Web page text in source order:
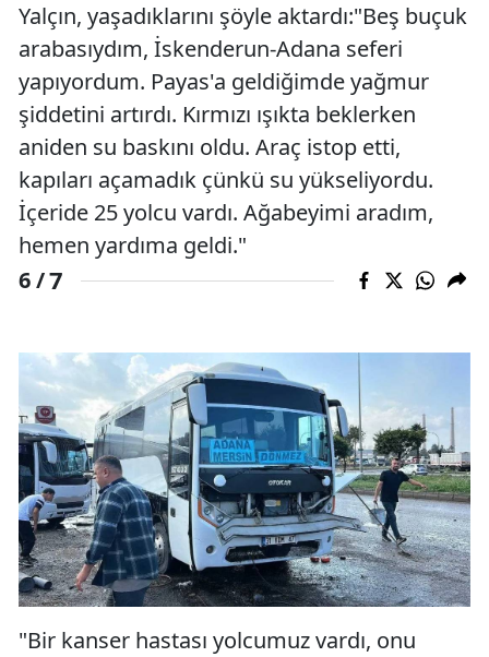
Yalçın, yaşadıklarını şöyle aktardı:"Beş buçuk
arabasıydım, İskenderun-Adana seferi
yapıyordum. Payas'a geldiğimde yağmur
şiddetini artırdı. Kırmızı ışıkta beklerken
aniden su baskını oldu. Araç istop etti,
kapıları açamadık çünkü su yükseliyordu.
İçeride 25 yolcu vardı. Ağabeyimi aradım,
hemen yardıma geldi."
6 /7
"Bir kanser hastası yolcumuz vardı, onu